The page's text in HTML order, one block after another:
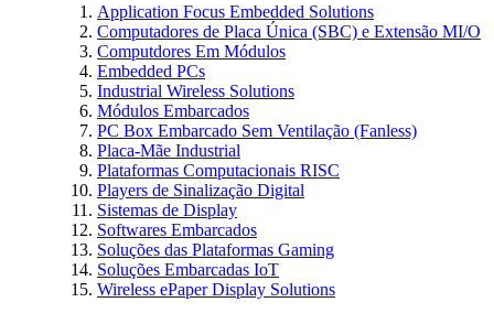
Application Focus Embedded Solutions
Computadores de Placa Única (SBC) e Extensão MI/O
Computdores Em Módulos
Embedded PCs
Industrial Wireless Solutions
Módulos Embarcados
PC Box Embarcado Sem Ventilação (Fanless)
Placa-Mãe Industrial
Plataformas Computacionais RISC
Players de Sinalização Digital
Sistemas de Display
Softwares Embarcados
Soluções das Plataformas Gaming
Soluções Embarcadas IoT
Wireless ePaper Display Solutions